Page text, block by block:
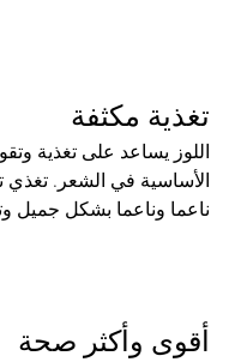
تغذية مكثفة
اللوز يساعد على تغذية
الأساسية في الشعر. تغذي
ناعما وناعما بشكل جميل
أقوى وأكثر صحة